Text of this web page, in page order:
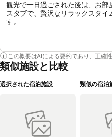
観光で一日過ごされた後は、お部
スタブで、贅沢なリラックスタイ
す。
この概要はAIによる要約であり、正確
類似施設と比較
選択された宿泊施設 類似の宿泊